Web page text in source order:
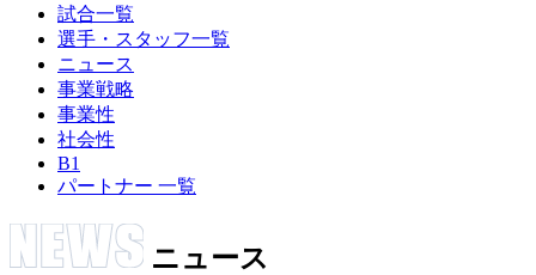
試合一覧
選手・スタッフ一覧
ニュース
事業戦略
事業性
社会性
B1
パートナー 一覧
ニュース